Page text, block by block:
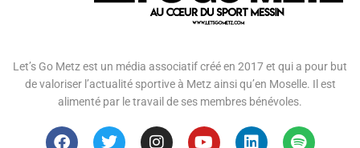
Let’s Go Metz est un média associatif créé en 2017 et qui a pour but
de valoriser l’actualité sportive à Metz ainsi qu’en Moselle. Il est
alimenté par le travail de ses membres bénévoles.